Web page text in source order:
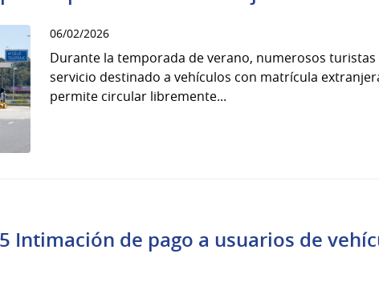
06/02/2026
Durante la temporada de verano, numerosos
servicio destinado a vehículos con matrícula
permite circular libremente...
Intimación de pago a usuarios de